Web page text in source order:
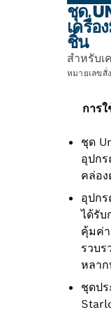
ชุด
เครื่อ
ชิ้น
สำหรับเ
หมายเลขสั่
การ
ชุด
อุปก
คล่อง
อุปก
ได้รับ
คุ้มค่
รวบร
หลาก
ชุดป